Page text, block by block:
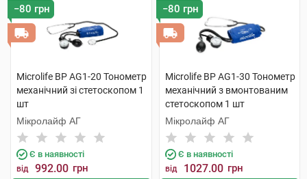
−80 грн
Microlife BP AG1-20 Тонометр
механічний зі стетоскопом 1
шт
Мікролайф AГ
Є в наявності
від 992.00 грн
−80 грн
Microlife BP AG1-30 Тонометр
механічний з вмонтованим
стетоскопом 1 шт
Мікролайф AГ
Є в наявності
від 1027.00 грн